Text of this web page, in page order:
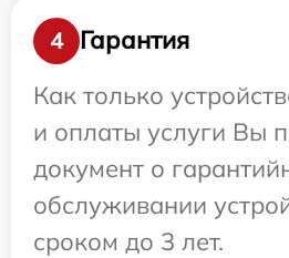
4
Гарантия
Как только
и оплаты услуги Вы
документ о
обслуживании
сроком до 3 лет.